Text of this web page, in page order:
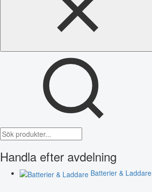
Handla efter avdelning
Batterier & Laddare